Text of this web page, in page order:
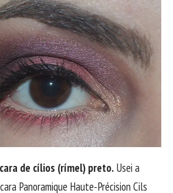
de cílios (rímel) preto. Usei a
Panoramique Haute-Précision Cils